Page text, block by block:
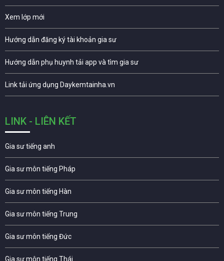
Xem lớp mới
Hướng dẫn đăng ký tài khoản gia sư
Hướng dẫn phụ huynh tải app và tìm gia sư
Link tải ứng dụng Daykemtainha.vn
LINK - LIÊN KẾT
Gia sư tiếng anh
Gia sư môn tiếng Pháp
Gia sư môn tiếng Hàn
Gia sư môn tiếng Trung
Gia sư môn tiếng Đức
Gia sư môn tiếng Thái